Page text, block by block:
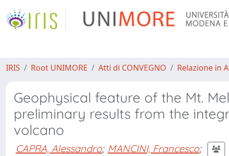
IRIS Root UNIMORE Atti di CONVEGNO Relazione in
Geophysical feature of the Mt.
preliminary results from the
volcano
CAPRA, Alessandro; MANCINI, Francesco;